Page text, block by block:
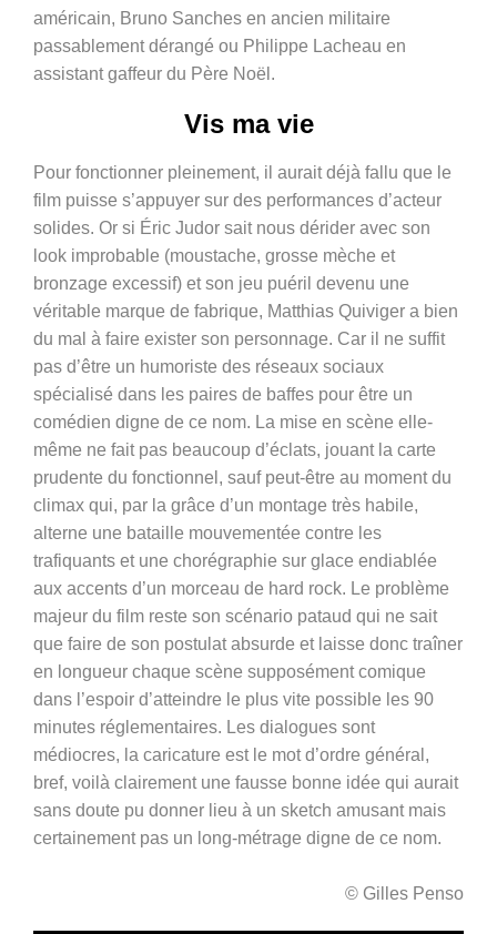
américain, Bruno Sanches en ancien militaire
passablement dérangé ou Philippe Lacheau en
assistant gaffeur du Père Noël.
Vis ma vie
Pour fonctionner pleinement, il aurait déjà fallu que le
film puisse s’appuyer sur des performances d’acteur
solides. Or si Éric Judor sait nous dérider avec son
look improbable (moustache, grosse mèche et
bronzage excessif) et son jeu puéril devenu une
véritable marque de fabrique, Matthias Quiviger a bien
du mal à faire exister son personnage. Car il ne suffit
pas d’être un humoriste des réseaux sociaux
spécialisé dans les paires de baffes pour être un
comédien digne de ce nom. La mise en scène elle-
même ne fait pas beaucoup d’éclats, jouant la carte
prudente du fonctionnel, sauf peut-être au moment du
climax qui, par la grâce d’un montage très habile,
alterne une bataille mouvementée contre les
trafiquants et une chorégraphie sur glace endiablée
aux accents d’un morceau de hard rock. Le problème
majeur du film reste son scénario pataud qui ne sait
que faire de son postulat absurde et laisse donc traîner
en longueur chaque scène supposément comique
dans l’espoir d’atteindre le plus vite possible les 90
minutes réglementaires. Les dialogues sont
médiocres, la caricature est le mot d’ordre général,
bref, voilà clairement une fausse bonne idée qui aurait
sans doute pu donner lieu à un sketch amusant mais
certainement pas un long-métrage digne de ce nom.
© Gilles Penso